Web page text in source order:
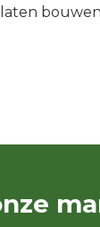
bouwen